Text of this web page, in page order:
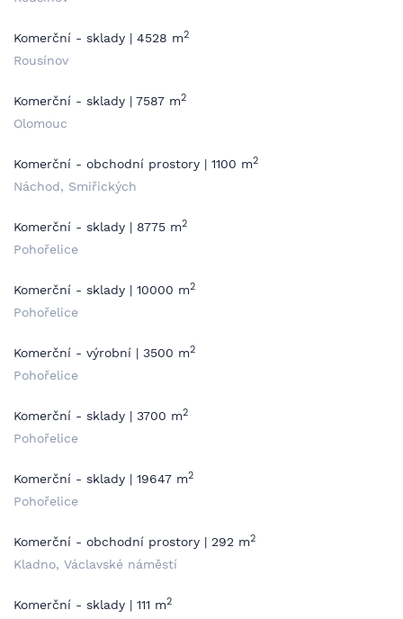
Komerční - sklady | 4528 m2
Rousínov
Komerční - sklady | 7587 m2
Olomouc
Komerční - obchodní prostory | 1100 m2
Náchod, Smiřických
Komerční - sklady | 8775 m2
Pohořelice
Komerční - sklady | 10000 m2
Pohořelice
Komerční - výrobní | 3500 m2
Pohořelice
Komerční - sklady | 3700 m2
Pohořelice
Komerční - sklady | 19647 m2
Pohořelice
Komerční - obchodní prostory | 292 m2
Kladno, Václavské náměstí
Komerční - sklady | 111 m2